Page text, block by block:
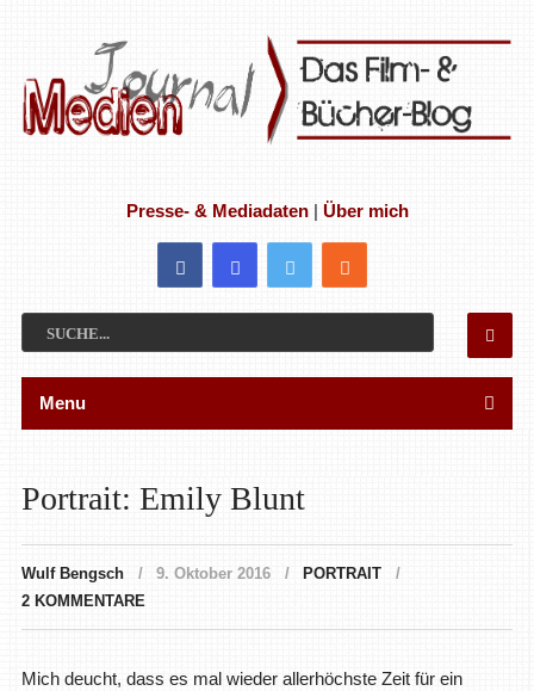
Presse- & Mediadaten| Über mich
Menu
Portrait: Emily Blunt
Wulf Bengsch 9. Oktober 2016
PORTRAIT
2 KOMMENTARE
Mich deucht, dass es mal wieder allerhöchste Zeit für ein